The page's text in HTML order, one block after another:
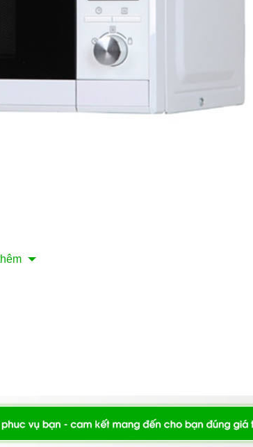
nấu nướng đồng thời cho phép người nội trợ
chỉ với một vài thao tác đơn giản, qua đó tiết